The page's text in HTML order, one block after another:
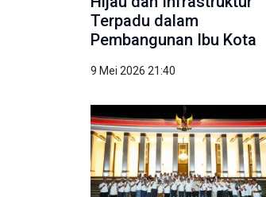
Terpadu dalam
Pembangunan Ibu Kota
9 Mei 2026 21:40